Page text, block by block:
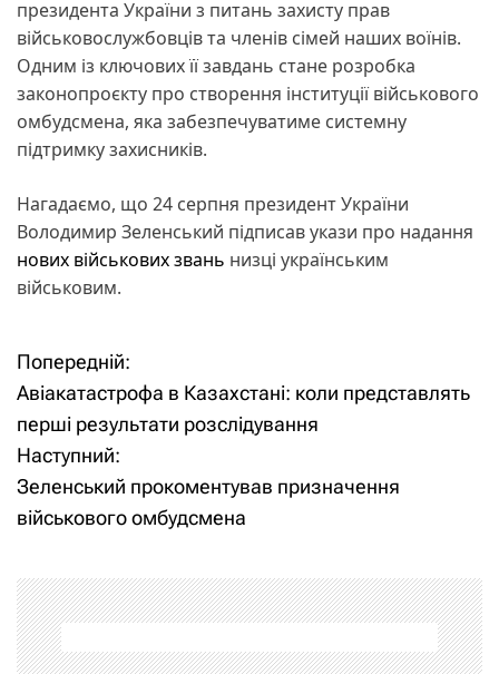
президента України з питань захисту прав
військовослужбовців та членів сімей наших воїнів.
Одним із ключових її завдань стане розробка
законопроєкту про створення інституції військового
омбудсмена, яка забезпечуватиме системну
підтримку захисників.
Нагадаємо, що 24 серпня президент України
Володимир Зеленський підписав укази про надання
нових військових звань низці українським
військовим.
Н
а
в
і
а
ц
Попередній:
Авіакатастрофа в Казахстані: коли представлять
перші результати розслідування
Наступний:
Зеленський прокоментував призначення
військового омбудсмена